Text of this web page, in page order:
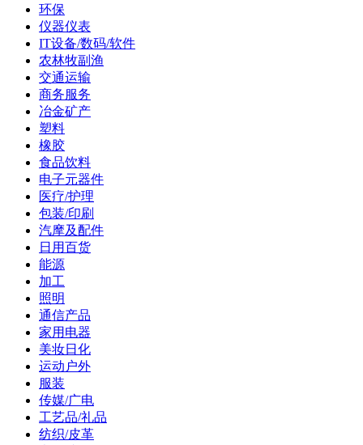
环保
仪器仪表
IT设备/数码/软件
农林牧副渔
交通运输
商务服务
冶金矿产
塑料
橡胶
食品饮料
电子元器件
医疗/护理
包装/印刷
汽摩及配件
日用百货
能源
加工
照明
通信产品
家用电器
美妆日化
运动户外
服装
传媒/广电
工艺品/礼品
纺织/皮革